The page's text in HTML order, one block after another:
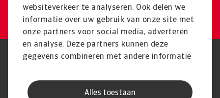
websiteverkeer te analyseren. Ook delen we
informatie over uw gebruik van onze site met
onze partners voor social media, adverteren
en analyse. Deze partners kunnen deze
gegevens combineren met andere informatie
verzameld op basis van uw gebruik van hun
services.
Alles toestaan
Productoverzicht
Phishing en Security
Privacyverklaring
Juridische informatie
Supplier information